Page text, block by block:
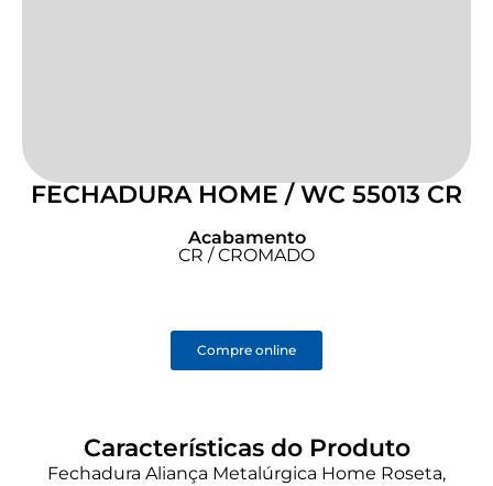
FECHADURA HOME / WC 55013 CR
Acabamento
CR / CROMADO
Compre online
Características do Produto
Fechadura Aliança Metalúrgica Home Roseta,